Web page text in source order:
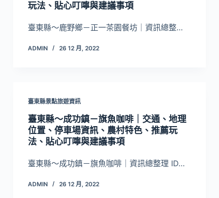
玩法、貼心叮嚀與建議事項
臺東縣～鹿野鄉－正一茶園餐坊｜資訊總整…
ADMIN 26 12 月, 2022
臺東縣景點旅遊資訊
臺東縣～成功鎮－旗魚咖啡｜交通、地理
位置、停車場資訊、農村特色、推薦玩
法、貼心叮嚀與建議事項
臺東縣～成功鎮－旗魚咖啡｜資訊總整理 ID…
ADMIN 26 12 月, 2022